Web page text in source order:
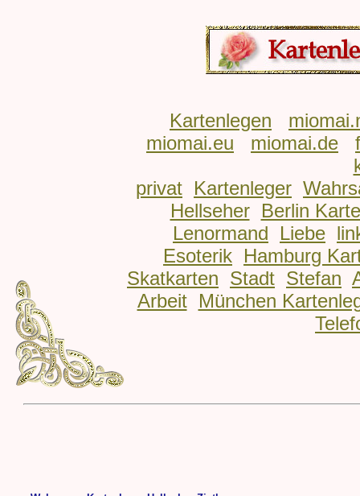
Kartenlegen
miomai.eu
miomai.de
privat Kartenleger
Hellseher
Berlin
Lenormand
Liebe
Esoterik Hamburg
Skatkarten Stadt Stefan
Arbeit
München